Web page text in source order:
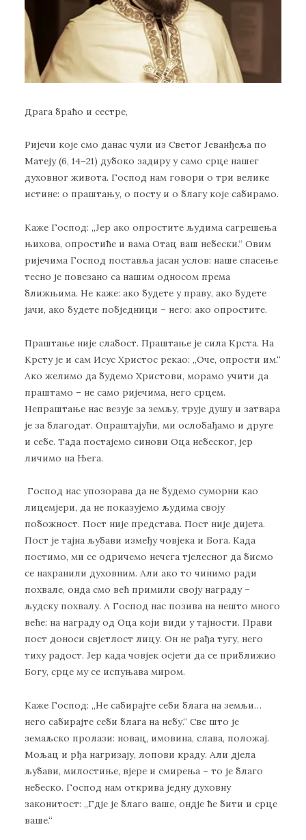
Драга браћо и сестре,
Ријечи које смо данас чули из Светог Јеванђеља по
Матеју (6, 14–21) дубоко задиру у само срце нашег
духовног живота. Господ нам говори о три велике
истине: о праштању, о посту и о благу које сабирамо.
Каже Господ: „Јер ако опростите људима сагрешења
њихова, опростиће и вама Отац ваш небески.“ Овим
ријечима Господ поставља јасан услов: наше спасење
тесно је повезано са нашим односом према
ближњима. Не каже: ако будете у праву, ако будете
јачи, ако будете побједници – него: ако опростите.
Праштање није слабост. Праштање је сила Крста. На
Крсту је и сам Исус Христос рекао: „Оче, опрости им.“
Ако желимо да будемо Христови, морамо учити да
праштамо – не само ријечима, него срцем.
Непраштање нас везује за земљу, трује душу и затвара
је за благодат. Опраштајући, ми ослобађамо и друге
и себе. Тада постајемо синови Оца небеског, јер
личимо на Њега.
Господ нас упозорава да не будемо суморни као
лицемјери, да не показујемо људима своју
побожност. Пост није представа. Пост није дијета.
Пост је тајна љубави између човјека и Бога. Када
постимо, ми се одричемо нечега тјелесног да бисмо
се нахранили духовним. Али ако то чинимо ради
похвале, онда смо већ примили своју награду –
људску похвалу. А Господ нас позива на нешто много
веће: на награду од Оца који види у тајности. Прави
пост доноси свјетлост лицу. Он не рађа тугу, него
тиху радост. Јер када човјек осјети да се приближио
Богу, срце му се испуњава миром.
Каже Господ: „Не сабирајте себи блага на земљи…
него сабирајте себи блага на небу.“ Све што је
земаљско пролази: новац, имовина, слава, положај.
Мољац и рђа нагризају, лопови краду. Али дјела
љубави, милостиње, вјере и смирења – то је благо
небеско. Господ нам открива једну духовну
законитост: „Гдје је благо ваше, ондје ће бити и срце
ваше.“